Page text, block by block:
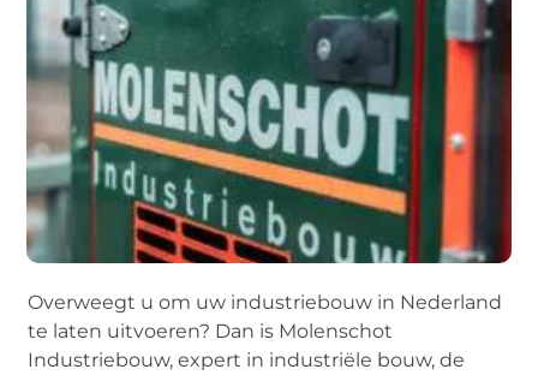
Overweegt u om uw industriebouw in Nederland
te laten uitvoeren? Dan is Molenschot
Industriebouw, expert in industriële bouw, de